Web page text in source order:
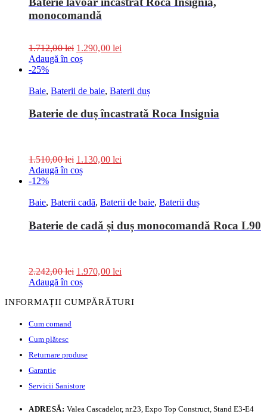
monocomandă
1.712,00lei 1.290,00 lei
Adaugă în coș
-25%
Baie, Baterii de baie, Baterii duș
Baterie de duș încastrată Roca Insignia
1.510,00lei 1.130,00 lei
Adaugă în coș
-12%
Baie, Baterii cadă, Baterii de baie, Baterii duș
Baterie de cadă și duș monocomandă Roca L90
2.242,00lei 1.970,00 lei
Adaugă în coș
INFORMAȚII CUMPĂRĂTURI
Cum comand
Cum plătesc
Returnare produse
Garantie
Servicii Sanistore
ADRESĂ: Valea Cascadelor, nr.23, Expo Top Construct, Stand E3-E4